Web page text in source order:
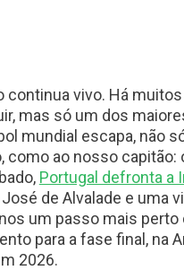
continua vivo. Há
mas só um dos
mundial escapa, não
como ao nosso capitão:
Portugal defronta a
de Alvalade e uma
um passo mais perto
para a fase final, na
2026.